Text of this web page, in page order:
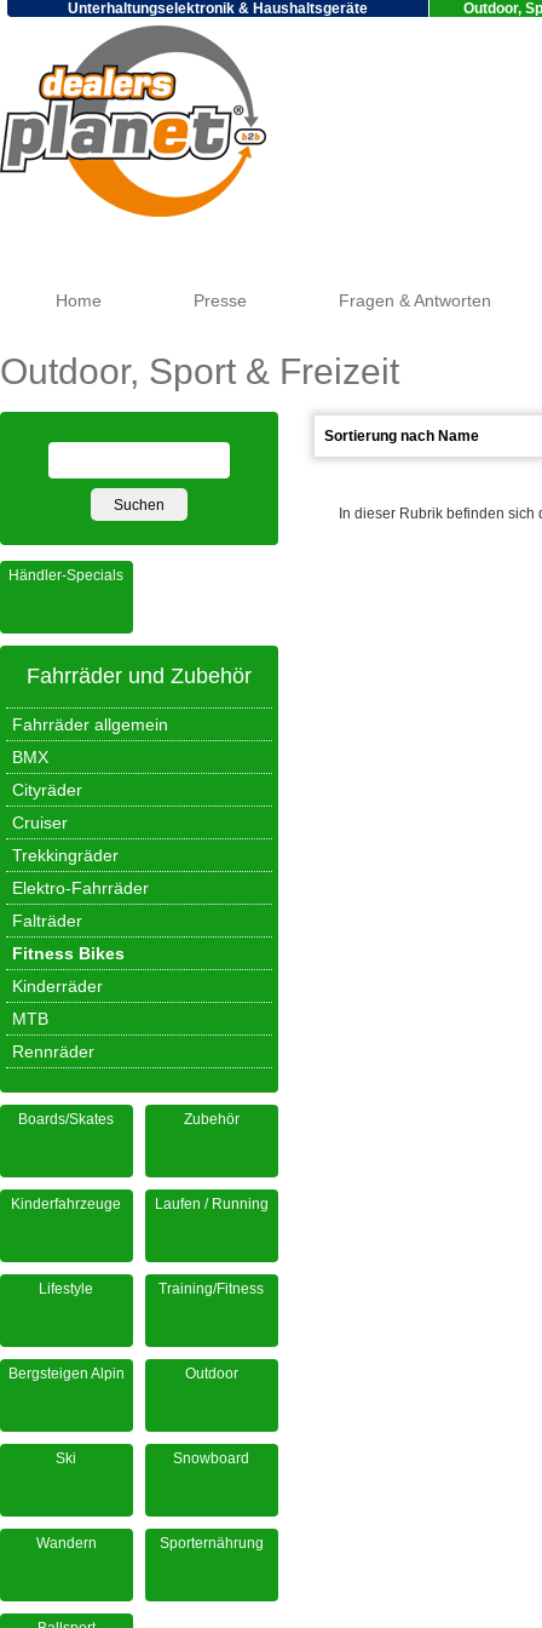
Unterhaltungselektronik & Haushaltsgeräte Outdoor,
Home Presse Fragen & Antworten
Outdoor, Sport & Freizeit
In dieser Rubrik befinden
Händler-Specials
Fahrräder und Zubehör
Fahrräder allgemein
BMX
Cityräder
Cruiser
Trekkingräder
Elektro-Fahrräder
Falträder
Fitness Bikes
Kinderräder
MTB
Rennräder
Boards/Skates Zubehör
Kinderfahrzeuge Laufen / Running
Lifestyle Training/Fitness
Bergsteigen Alpin Outdoor
Ski Snowboard
Wandern Sporternährung